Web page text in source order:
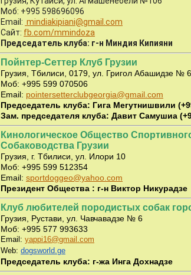
Моб: +995 598696096
Email: mindiakipiani@gmail.com
Сайт: fb.com/mmindoza
Председатель клуба: г-н Миндия Кипияни
Пойнтер-Сеттер Клуб Грузии
Грузия, Тбилиси, 0179, ул. Григол Абашидзе № 6
Моб: +995 599 070506
Email: pointersetterclubgeorgia@gmail.com
Председатель клуба: Гига Мегутнишвили
Зам. председателя клуба: Давит Самушиа
Кинологическое Общество
Собаководства Грузии
Грузия, г. Тбилиси, ул. Илори 10
Моб: +995 599 512354
Email: sportdoggeo@yahoo.com
Президент Общества : г-н Виктор Никурадзе
Клуб любителей породистых собак
Грузия, Рустави, ул. Чавчавадзе № 6
Моб: +995 577 993633
Email: yappi16@gmail.com
Web: dogsworld.ge
Председатель клуба: г-жа Инга Дохнадзе